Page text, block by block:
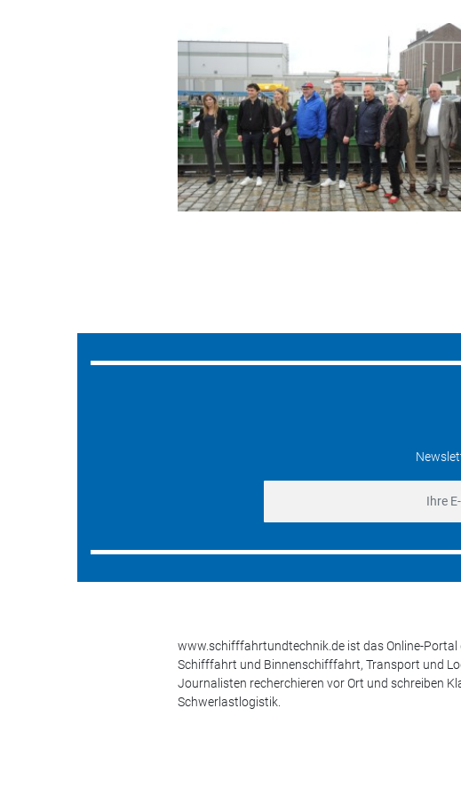
www.schifffahrtundtechnik.de ist das Online-
Schifffahrt und Binnenschifffahrt, Transport und
Journalisten recherchieren vor Ort und schreiben
Schwerlastlogistik.